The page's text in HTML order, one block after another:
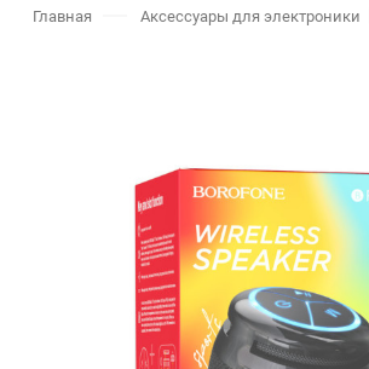
Главная Аксессуары для электроники